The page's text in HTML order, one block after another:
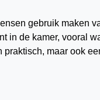
gebruik maken
in de kamer, vooral
maar ook